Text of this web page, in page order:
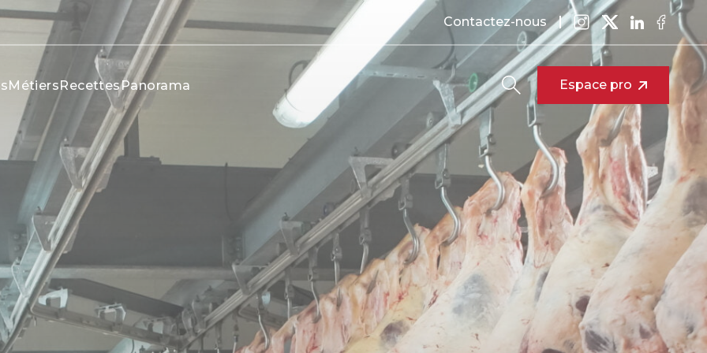
Contactez-nous
Métiers RecettesPanorama Espace pro